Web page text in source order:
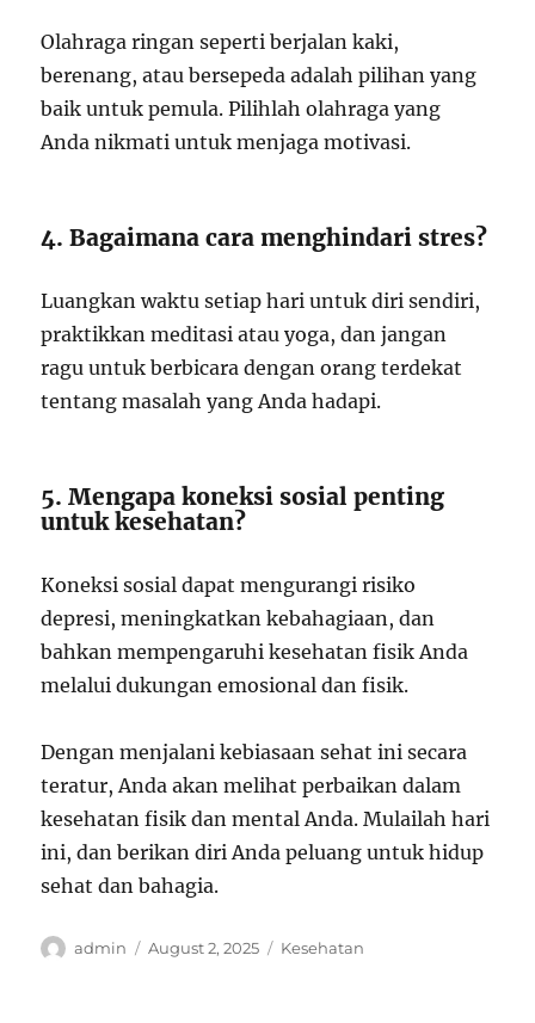
Olahraga ringan seperti berjalan kaki,
berenang, atau bersepeda adalah pilihan yang
baik untuk pemula. Pilihlah olahraga yang
Anda nikmati untuk menjaga motivasi.
4. Bagaimana cara menghindari stres?
Luangkan waktu setiap hari untuk diri sendiri,
praktikkan meditasi atau yoga, dan jangan
ragu untuk berbicara dengan orang terdekat
tentang masalah yang Anda hadapi.
5. Mengapa koneksi sosial penting
untuk kesehatan?
Koneksi sosial dapat mengurangi risiko
depresi, meningkatkan kebahagiaan, dan
bahkan mempengaruhi kesehatan fisik Anda
melalui dukungan emosional dan fisik.
Dengan menjalani kebiasaan sehat ini secara
teratur, Anda akan melihat perbaikan dalam
kesehatan fisik dan mental Anda. Mulailah hari
ini, dan berikan diri Anda peluang untuk hidup
sehat dan bahagia.
Author
admin
Posted
August 2, 2025 Categories
Kesehatan